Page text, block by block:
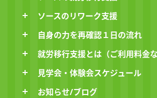
ソースのリワーク支援
自身の力を再確認１日の流れ
就労移行支援とは（ご利用料金な
見学会・体験会スケジュール
お知らせ/ブログ